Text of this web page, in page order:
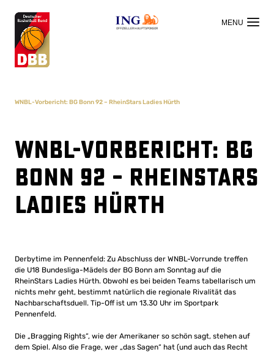
OFFIZIELLER HAUPTSPONSOR
WNBL-Vorbericht: BG Bonn 92 – RheinStars Ladies Hürth
WNBL-Vorbericht: BG
Bonn 92 – RheinStars
Ladies Hürth
Derbytime im Pennenfeld: Zu Abschluss der WNBL-Vorrunde treffen
die U18 Bundesliga-Mädels der BG Bonn am Sonntag auf die
RheinStars Ladies Hürth. Obwohl es bei beiden Teams tabellarisch um
nichts mehr geht, bestimmt natürlich die regionale Rivalität das
Nachbarschaftsduell. Tip-Off ist um 13.30 Uhr im Sportpark
Pennenfeld.
Die „Bragging Rights“, wie der Amerikaner so schön sagt, stehen auf
dem Spiel. Also die Frage, wer „das Sagen“ hat (und auch das Recht